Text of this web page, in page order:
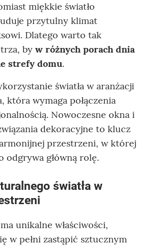
miękkie światło
przytulny klimat
Dlatego warto tak
by w różnych porach dnia
strefy domu.
światła w aranżacji
która wymaga połączenia
Nowoczesne okna i
dekoracyjne to klucz
przestrzeni, w której
odgrywa główną rolę.
światła w
unikalne właściwości,
w pełni zastąpić sztucznym